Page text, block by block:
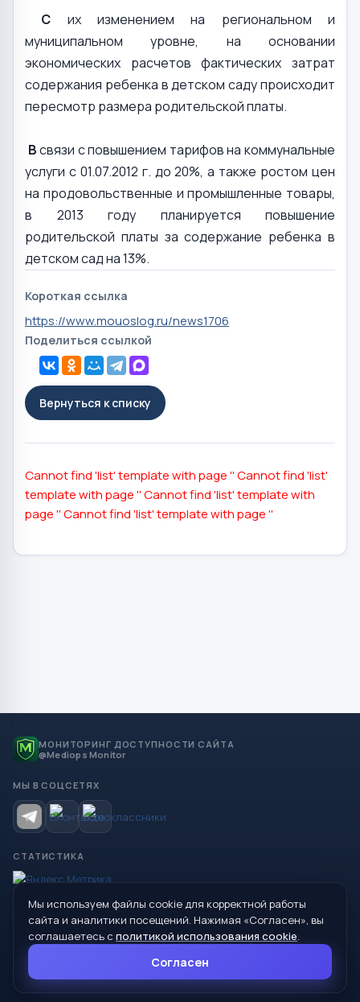
С их изменением на региональном и
муниципальном уровне, на основании
экономических расчетов фактических затрат
содержания ребенка в детском саду происходит
пересмотр размера родительской платы.
Всвязи с повышением тарифов на коммунальные
услуги с 01.07.2012 г. до 20%, а также ростом цен
на продовольственные и промышленные товары,
в 2013 году планируется повышение
родительской платы за содержание ребенка в
детском сад на 13%.
Короткая ссылка
https://www.mouoslog.ru/news1706
Поделиться ссылкой
Вернуться к списку
Cannot find 'list' template with page ''Cannot find 'list'
template with page ''Cannot find 'list' template with
page ''Cannot find 'list' template with page ''
МОНИТОРИНГ ДОСТУПНОСТИ САЙТА
@Mediops Monitor
МЫ В СОЦСЕТЯХ
СТАТИСТИКА
© 2026 Управление образования Администрации МО
Сухой Лог
624800, Свердловская область, г. Сухой Лог, ул. Кирова, дом 7
8 (34373) 4-33-85
Мы используем файлы cookie для корректной работы
сайта и аналитики посещений. Нажимая «Согласен», вы
соглашаетесь с политикой использования cookie.
Согласен